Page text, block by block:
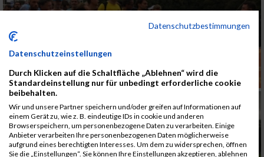
Datenschutzbestimmungen
Datenschutzeinstellungen
Durch Klicken auf die Schaltfläche „Ablehnen“ wird die
Standardeinstellung nur für unbedingt erforderliche cookie
beibehalten.
Wir und unsere Partner speichern und/oder greifen auf Informationen auf
einem Gerät zu, wie z. B. eindeutige IDs in cookie und anderen
Browserspeichern, um personenbezogene Daten zu verarbeiten. Einige
Anbieter verarbeiten Ihre personenbezogenen Daten möglicherweise
aufgrund eines berechtigten Interesses. Um dem zu widersprechen, öffnen
Sie die „Einstellungen“. Sie können Ihre Einstellungen akzeptieren, ablehnen